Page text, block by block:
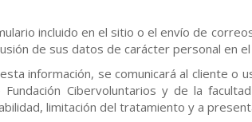
incluido en el sitio o el envío de
de sus datos de carácter personal en
información, se comunicará al cliente o
Cibervoluntarios y de la
limitación del tratamiento y a